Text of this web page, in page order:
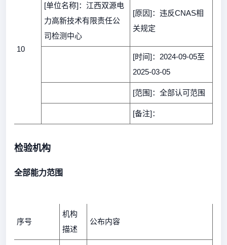
10
[单位名称]：江西双源电
力高新技术有限责任公
司检测中心
[原因]：违反CNAS相
关规定
[时间]：2024-09-05至
2025-03-05
[范围]：全部认可范围
[备注]：
检验机构
全部能力范围
序号
机构
描述
公布内容